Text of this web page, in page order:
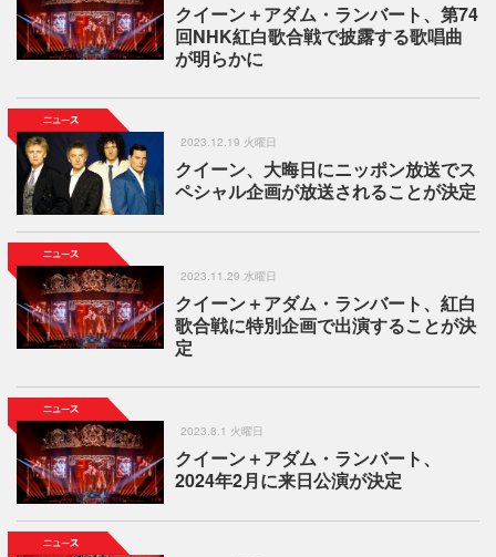
クイーン＋アダム・ランバート、第74
回NHK紅白歌合戦で披露する歌唱曲
が明らかに
2023.12.19 火曜日
クイーン、大晦日にニッポン放送でス
ペシャル企画が放送されることが決定
2023.11.29 水曜日
クイーン＋アダム・ランバート、紅白
歌合戦に特別企画で出演することが決
定
2023.8.1 火曜日
クイーン＋アダム・ランバート、
2024年2月に来日公演が決定